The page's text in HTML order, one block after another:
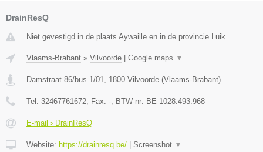
DrainResQ
Niet gevestigd in de plaats Aywaille en in de provincie Luik.
Vlaams-Brabant » Vilvoorde | Google maps ▼
Damstraat 86/bus 1/01 1800 Vilvoorde (Vlaams-Brabant)
Tel: 32467761672 , Fax: - , BTW-nr: BE 1028.493.968
E-mail › DrainResQ
Website: https://drainresq.be/ | Screenshot ▼